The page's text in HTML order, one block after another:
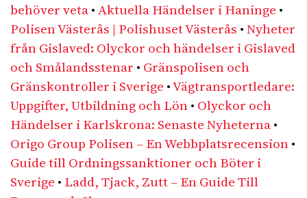
behöver veta•Aktuella Händelser i Haninge •
Polisen Västerås | Polishuset Västerås •Nyheter
från Gislaved: Olyckor och händelser i Gislaved
och Smålandsstenar • Gränspolisen och
Gränskontroller i Sverige •Vägtransportledare:
Uppgifter, Utbildning och Lön• Olyckor och
Händelser i Karlskrona: Senaste Nyheterna•
Origo Group Polisen – En Webbplatsrecension•
Guide till Ordningssanktioner och Böter i
Sverige • Ladd, Tjack, Zutt – En Guide Till